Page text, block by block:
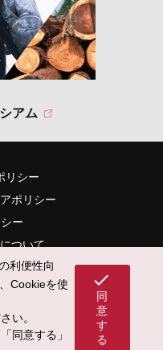
アム
リシー
ポリシー
ー
ついて
プ
Reserved.
利便性向
Cookieを使
い。
同意する」
check
同
意
す
る